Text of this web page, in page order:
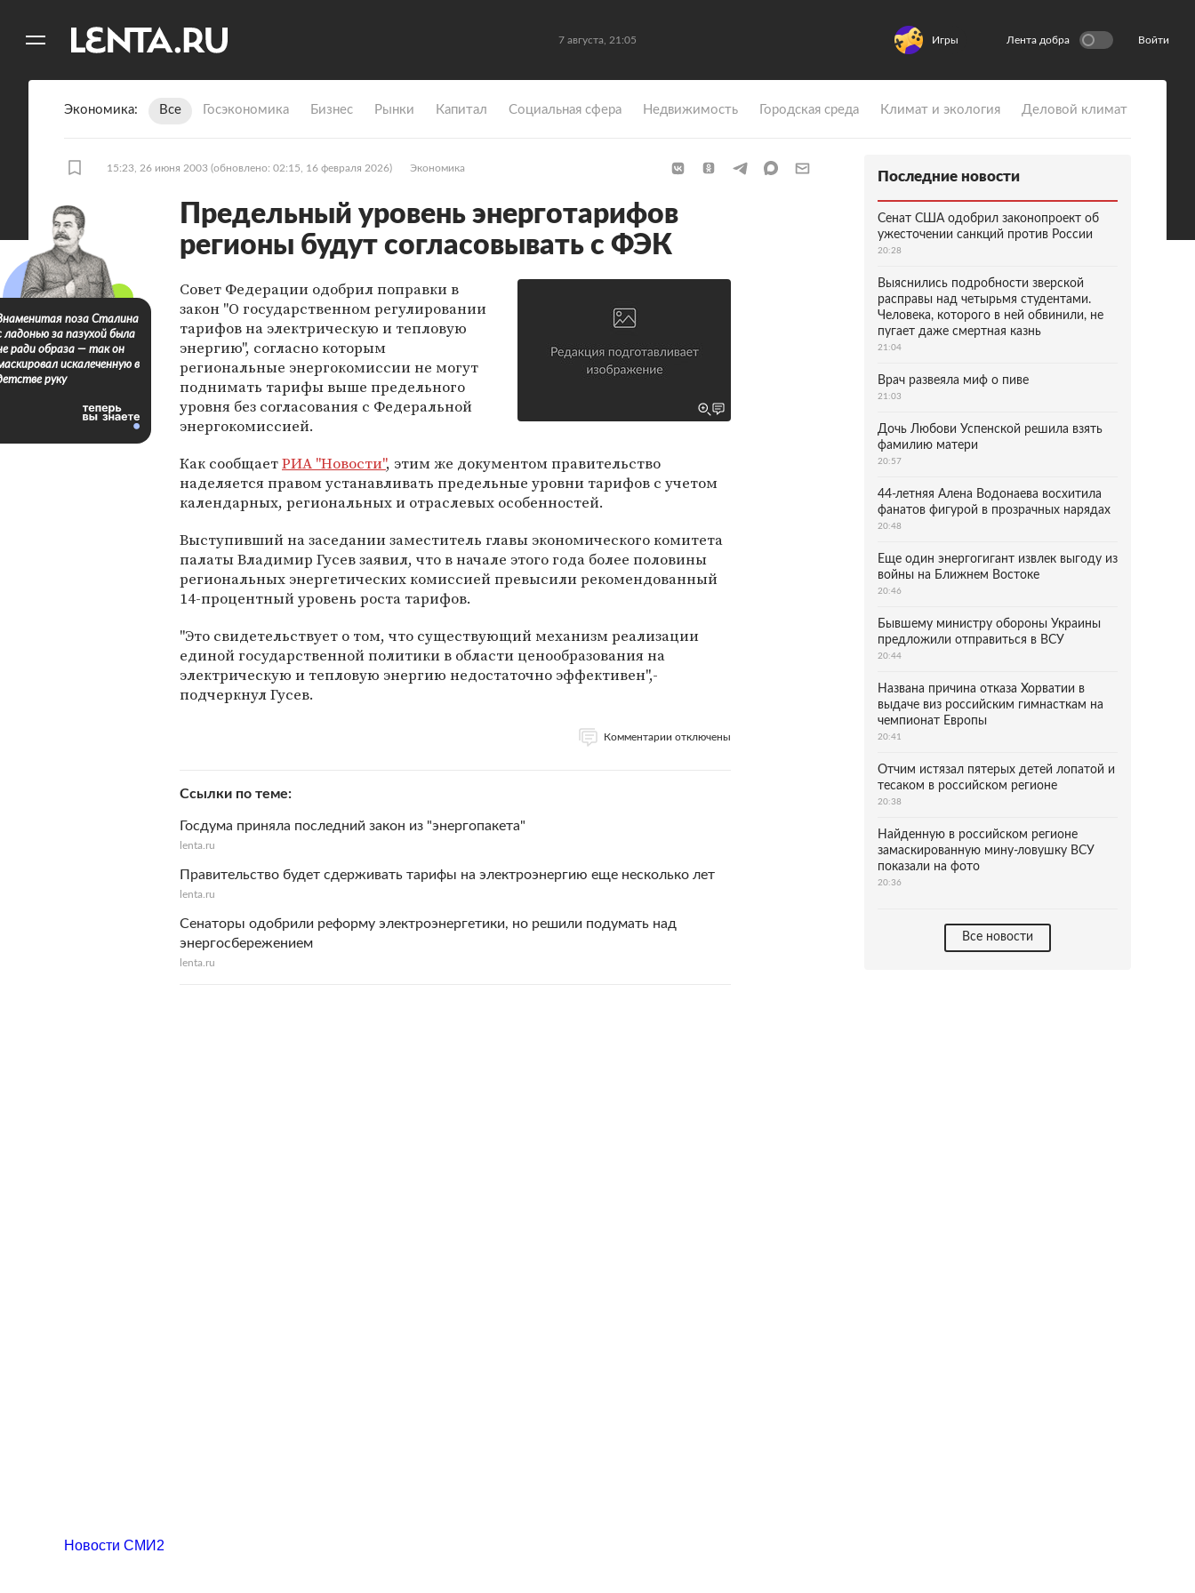
7 августа, 21:05 Игры Лента добра Войти
Экономика Все Госэкономика Бизнес Рынки Капитал Социальная сфера Недвижимость Городская среда Климат и экология Деловой климат
15:23, 26 июня 2003 (обновлено: 02:15, 16 февраля 2026) Экономика
Предельный уровень энерготарифов
регионы будут согласовывать с ФЭК
Совет Федерации одобрил поправки в
закон "О государственном регулировании
тарифов на электрическую и тепловую
энергию", согласно которым
региональные энергокомиссии не могут
поднимать тарифы выше предельного
уровня без согласования с Федеральной
энергокомиссией.
Как сообщаетРИА "Новости", этим же документом правительство
наделяется правом устанавливать предельные уровни тарифов с учетом
календарных, региональных и отраслевых особенностей.
Выступивший на заседании заместитель главы экономического комитета
палаты Владимир Гусев заявил, что в начале этого года более половины
региональных энергетических комиссией превысили рекомендованный
14-процентный уровень роста тарифов.
"Это свидетельствует о том, что существующий механизм реализации
единой государственной политики в области ценообразования на
электрическую и тепловую энергию недостаточно эффективен",-
подчеркнул Гусев.
Комментарии отключены
Ссылки по теме
Госдума приняла последний закон из "энергопакета"
lenta.ru
Правительство будет сдерживать тарифы на электроэнергию еще несколько лет
lenta.ru
Сенаторы одобрили реформу электроэнергетики, но решили подумать над
энергосбережением
lenta.ru
поза Сталина
ладонью за пазухой была
ради образа — так он
искалеченную в
руку
Последние новости
Сенат США одобрил законопроект об
ужесточении санкций против России
20:28
Выяснились подробности зверской
расправы над четырьмя студентами.
Человека, которого в ней обвинили, не
пугает даже смертная казнь
21:04
Врач развеяла миф о пиве
21:03
Дочь Любови Успенской решила взять
фамилию матери
20:57
44-летняя Алена Водонаева восхитила
фанатов фигурой в прозрачных нарядах
20:48
Еще один энергогигант извлек выгоду из
войны на Ближнем Востоке
20:46
Бывшему министру обороны Украины
предложили отправиться в ВСУ
20:44
Названа причина отказа Хорватии в
выдаче виз российским гимнасткам на
чемпионат Европы
20:41
Отчим истязал пятерых детей лопатой и
тесаком в российском регионе
20:38
Найденную в российском регионе
замаскированную мину-ловушку ВСУ
показали на фото
20:36
Все новости
Новости СМИ2